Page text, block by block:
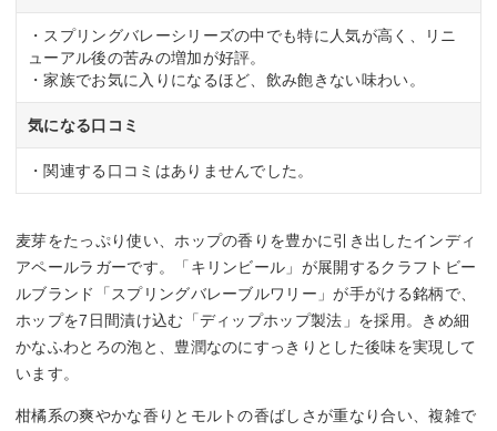
・スプリングバレーシリーズの中でも特に人気が高く、リニ
ューアル後の苦みの増加が好評。
・家族でお気に入りになるほど、飲み飽きない味わい。
気になる口コミ
・関連する口コミはありませんでした。
麦芽をたっぷり使い、ホップの香りを豊かに引き出したインディ
アペールラガーです。「キリンビール」が展開するクラフトビー
ルブランド「スプリングバレーブルワリー」が手がける銘柄で、
ホップを7日間漬け込む「ディップホップ製法」を採用。きめ細
かなふわとろの泡と、豊潤なのにすっきりとした後味を実現して
います。
柑橘系の爽やかな香りとモルトの香ばしさが重なり合い、複雑で